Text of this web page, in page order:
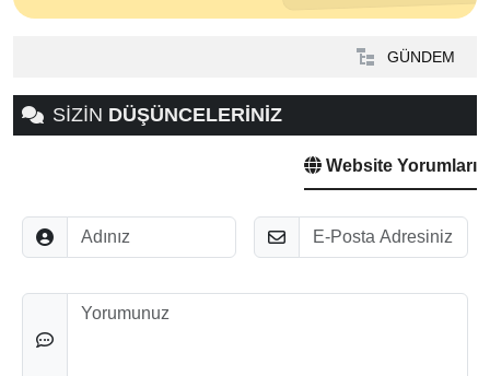
GÜNDEM
SİZİN DÜŞÜNCELERİNİZ
Website Yorumları
Adınız E-Posta
Düşünceleriniz